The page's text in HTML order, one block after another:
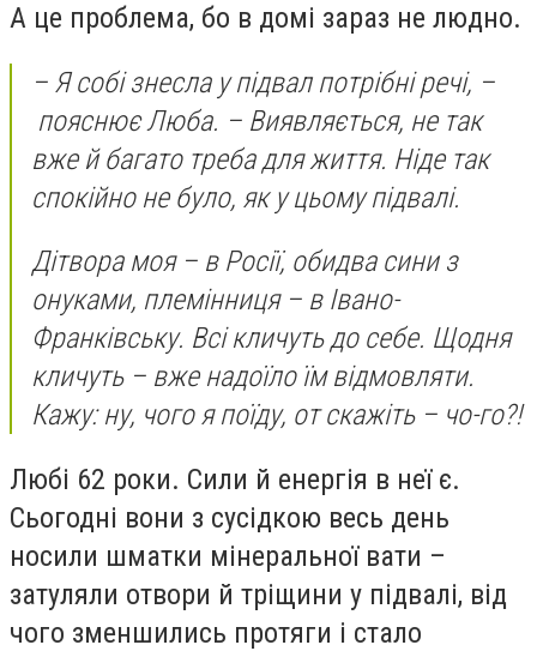
А це проблема, бо в домі зараз не людно.
– Я собі знесла у підвал потрібні речі, –
пояснює Люба. – Виявляється, не так
вже й багато треба для життя. Ніде так
спокійно не було, як у цьому підвалі.
Дітвора моя – в Росії, обидва сини з
онуками, племінниця – в Івано-
Франківську. Всі кличуть до себе. Щодня
кличуть – вже надоїло їм відмовляти.
Кажу: ну, чого я поїду, от скажіть – чо-го?!
Любі 62 роки. Сили й енергія в неї є.
Сьогодні вони з сусідкою весь день
носили шматки мінеральної вати –
затуляли отвори й тріщини у підвалі, від
чого зменшились протяги і стало